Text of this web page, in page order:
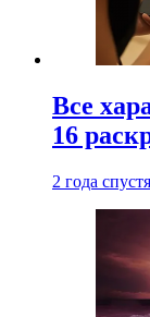
Все
16
2 года спустя